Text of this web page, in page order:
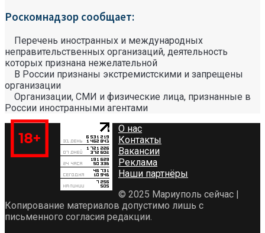
Роскомнадзор сообщает:
Перечень иностранных и международных
неправительственных организаций, деятельность
которых признана нежелательной
В России признаны экстремистскими и запрещены
организации
Организации, СМИ и физические лица, признанные в
России иностранными агентами
О нас
Контакты
Вакансии
Реклама
Наши партнёры
© 2025 Мариуполь сейчас |
Копирование материалов допустимо лишь с
письменного согласия редакции.